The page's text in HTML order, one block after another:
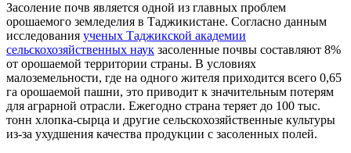
Засоление почв является одной из главных проблем
орошаемого земледелия в Таджикистане. Согласно данным
исследования ученых Таджикской академии
сельскохозяйственных наук засоленные почвы составляют 8%
от орошаемой территории страны. В условиях
малоземельности, где на одного жителя приходится всего 0,65
га орошаемой пашни, это приводит к значительным потерям
для аграрной отрасли. Ежегодно страна теряет до 100 тыс.
тонн хлопка-сырца и другие сельскохозяйственные культуры
из-за ухудшения качества продукции с засоленных полей.